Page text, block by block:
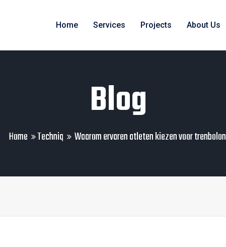
Home Services Projects About Us
Blog
Home Techniq Waarom ervaren atleten kiezen voor trenbolon